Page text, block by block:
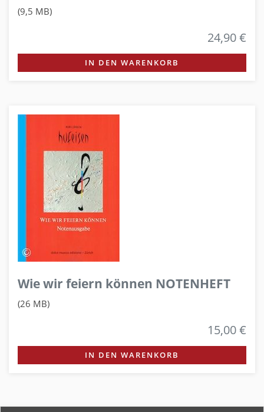
(9,5 MB)
24,90 €
IN DEN WARENKORB
Wie wir feiern können NOTENHEFT
(26 MB)
15,00 €
IN DEN WARENKORB